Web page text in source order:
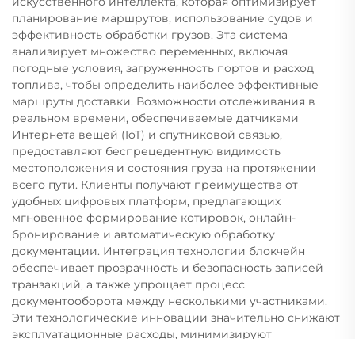
планирование маршрутов, использование судов и
эффективность обработки грузов. Эта система
анализирует множество переменных, включая
погодные условия, загруженность портов и расход
топлива, чтобы определить наиболее эффективные
маршруты доставки. Возможности отслеживания в
реальном времени, обеспечиваемые датчиками
Интернета вещей (IoT) и спутниковой связью,
предоставляют беспрецедентную видимость
местоположения и состояния груза на протяжении
всего пути. Клиенты получают преимущества от
удобных цифровых платформ, предлагающих
мгновенное формирование котировок, онлайн-
бронирование и автоматическую обработку
документации. Интеграция технологии блокчейн
обеспечивает прозрачность и безопасность записей
транзакций, а также упрощает процесс
документооборота между несколькими участниками.
Эти технологические инновации значительно снижают
эксплуатационные расходы, минимизируют